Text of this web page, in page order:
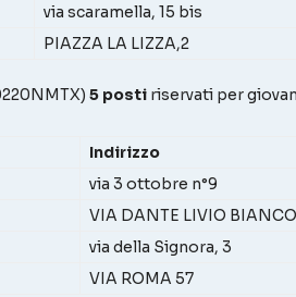
via scaramella, 15 bis
PIAZZA LA LIZZA,2
5 posti riservati per
Indirizzo
via 3 ottobre n°9
VIA DANTE LIVIO BIANCO
via della Signora, 3
VIA ROMA 57